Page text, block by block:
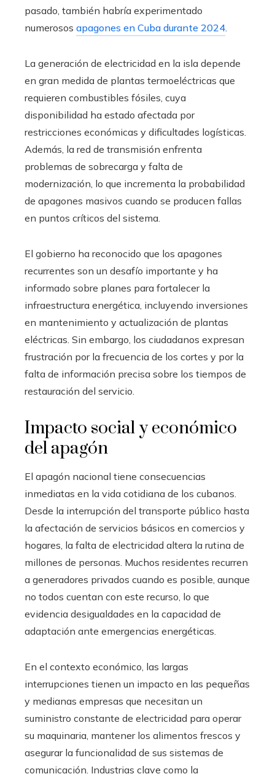
pasado, también habría experimentado
numerosos apagones en Cuba durante 2024.
La generación de electricidad en la isla depende
en gran medida de plantas termoeléctricas que
requieren combustibles fósiles, cuya
disponibilidad ha estado afectada por
restricciones económicas y dificultades logísticas.
Además, la red de transmisión enfrenta
problemas de sobrecarga y falta de
modernización, lo que incrementa la probabilidad
de apagones masivos cuando se producen fallas
en puntos críticos del sistema.
El gobierno ha reconocido que los apagones
recurrentes son un desafío importante y ha
informado sobre planes para fortalecer la
infraestructura energética, incluyendo inversiones
en mantenimiento y actualización de plantas
eléctricas. Sin embargo, los ciudadanos expresan
frustración por la frecuencia de los cortes y por la
falta de información precisa sobre los tiempos de
restauración del servicio.
Impacto social y económico
del apagón
El apagón nacional tiene consecuencias
inmediatas en la vida cotidiana de los cubanos.
Desde la interrupción del transporte público hasta
la afectación de servicios básicos en comercios y
hogares, la falta de electricidad altera la rutina de
millones de personas. Muchos residentes recurren
a generadores privados cuando es posible, aunque
no todos cuentan con este recurso, lo que
evidencia desigualdades en la capacidad de
adaptación ante emergencias energéticas.
En el contexto económico, las largas
interrupciones tienen un impacto en las pequeñas
y medianas empresas que necesitan un
suministro constante de electricidad para operar
su maquinaria, mantener los alimentos frescos y
asegurar la funcionalidad de sus sistemas de
comunicación. Industrias clave como la